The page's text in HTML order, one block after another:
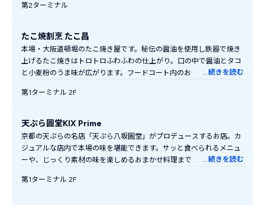
第2ターミナル
たこ焼割烹 たこ昌
本場・大阪道頓堀のたこ焼き屋です。秘伝の醤油を使用し鉄器で焼き
上げるたこ焼きはトロトロふわふわの仕上がり。口の中で醤油とタコ
と小麦粉のうま味が広がります。フードコート内のお店なので気軽に
続きを読む
第1ターミナル 2F
天ぷら圓堂KIX Prime
京都の天ぷらの名店「天ぷら八坂圓堂」がプロデュースするお店。カ
ジュアルな店内で本場の味を堪能できます。サッと食べられるメニュ
ーや、じっくり素材の味を楽しめるおまかせ料理まで多数。京天ぷら
続きを読む
第1ターミナル 2F